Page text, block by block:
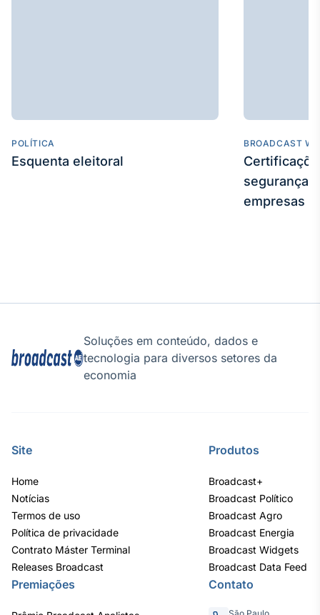
Em breve
POLÍTICA
Esquenta eleitoral
BROADCAST
segurança
empresas
Soluções em conteúdo, dados e
tecnologia para diversos setores da
economia
Site
Home
Notícias
Termos de uso
Política de privacidade
Contrato Máster Terminal
Releases Broadcast
Produtos
Broadcast+
Broadcast Político
Broadcast Agro
Broadcast Energia
Broadcast Widgets
Broadcast Data Feed
Premiações Contato